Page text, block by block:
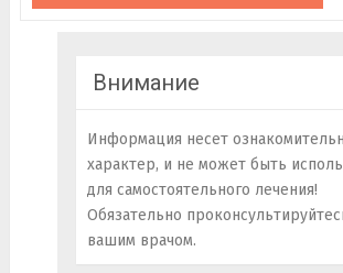
Внимание
Информация несет
характер, и не может быть
для самостоятельного лечения!
Обязательно
вашим врачом.